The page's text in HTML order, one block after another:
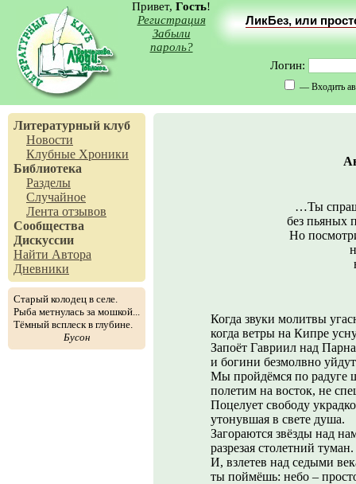
Привет, Гость!
Регистрация
Забыли
пароль?
ЛикБез, или
Логин:
— Входить
Литературный клуб
Новости
Клубные Хроники
Библиотека
Разделы
Случайное
Лента отзывов
Сообщества
Дискуссии
Найти Автора
Дневники
Старый колодец в селе.
Рыба метнулась за мошкой...
Тёмный всплеск в глубине.
Бусон
…Ты
без пьяных
Но
Когда звуки молитвы
когда ветры на Кипре
Запоёт Гавриил над
и богини безмолвно
Мы пройдёмся по радуге
полетим на восток, не
Поцелует свободу
утонувшая в свете душа.
Загораются звёзды над
разрезая столетний туман.
И, взлетев над седыми
ты поймёшь: небо –